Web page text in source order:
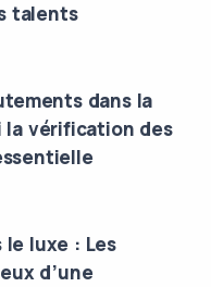
talents
dans la
la vérification des
le luxe : Les
d’une